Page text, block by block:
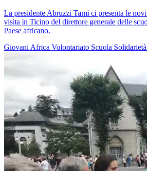
La presidente Abruzzi Tami ci presenta le
visita in Ticino del direttore generale delle
Paese africano.
Giovani Africa Volontariato Scuola Solidarietà